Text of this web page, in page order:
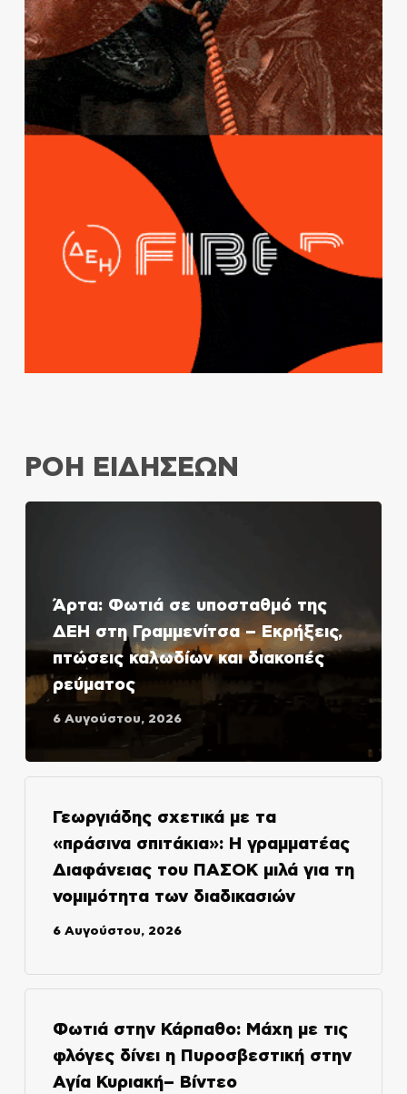
ΡΟΗ ΕΙΔΗΣΕΩΝ
Άρτα: Φωτιά σε υποσταθμό της
ΔΕΗ στη Γραμμενίτσα – Εκρήξεις,
πτώσεις καλωδίων και διακοπές
ρεύματος
6 Αυγούστου, 2026
Γεωργιάδης σχετικά με τα
«πράσινα σπιτάκια»: Η γραμματέας
Διαφάνειας του ΠΑΣΟΚ μιλά για τη
νομιμότητα των διαδικασιών
6 Αυγούστου, 2026
Φωτιά στην Κάρπαθο: Μάχη με τις
φλόγες δίνει η Πυροσβεστική στην
Αγία Κυριακή– Βίντεο